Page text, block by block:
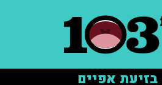
בזיעת אפיים